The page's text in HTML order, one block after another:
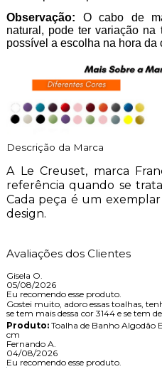
Observação: O cabo de
natural, pode ter variação
possível a escolha na hora da
Descrição da Marca
A Le Creuset, marca
referência quando se
Cada peça é um
design.
Avaliações dos Clientes
Gisela O.
05/08/2026
Eu recomendo esse produto.
Gostei muito, adoro essas toalhas,
se tem mais dessa cor 3144 e se tem
Produto:Toalha de Banho Algodão
cm
Fernando A.
04/08/2026
Eu recomendo esse produto.